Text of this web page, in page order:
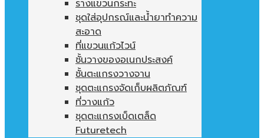
รางแขวนกระทะ
ชุดใส่อุปกรณ์และน้ำยาทำความ
สะอาด
ที่แขวนแก้วไวน์
ชั้นวางของอเนกประสงค์
ชั้นตะแกรงวางจาน
ชุดตะแกรงจัดเก็บผลิตภัณฑ์
ที่วางแก้ว
ชุดตะแกรงเบ็ดเตล็ด
Futuretech